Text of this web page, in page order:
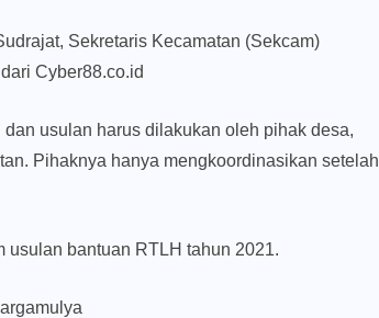
Sekretaris Kecamatan (Sekcam)
Cyber88.co.id
usulan harus dilakukan oleh pihak desa,
Pihaknya hanya mengkoordinasikan setelah
usulan bantuan RTLH tahun 2021.